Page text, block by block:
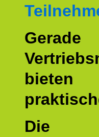
bieten
Die